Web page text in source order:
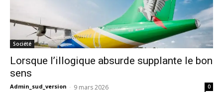
Société
Lorsque l’illogique absurde supplante le bon
sens
Admin_sud_version - 9 mars 2026 0